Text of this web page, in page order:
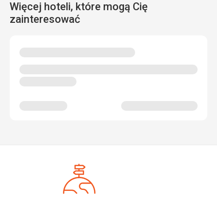
Więcej hoteli, które mogą Cię
zainteresować